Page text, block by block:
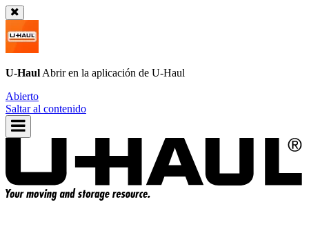
U-Haul Abrir en la aplicación de U-Haul
Abierto
Saltar al contenido